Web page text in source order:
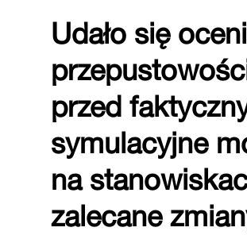
Udało się
przed
symulacyjne
na
zalecane